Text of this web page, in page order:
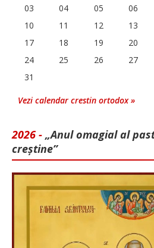
03
04 05 06
10
11 12 13
17
18 19 20
24
25 26 27
31
Vezi calendar crestin ortodox »
2026 - „Anul omagial al
creștine”